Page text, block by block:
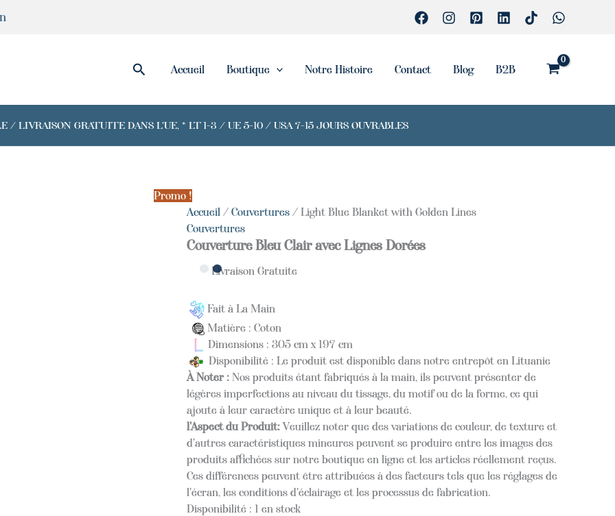
Rechercher
Accueil Boutique Notre Histoire Contact Blog B2B
/ LIVRAISON GRATUITE DANS L'UE, * LT 1-3 / UE 5-10 / USA 7-15 JOURS OUVRABLES
Promo !
Accueil / Couvertures / Light Blue Blanket with Golden Lines
Couvertures
Couverture Bleu Clair avec Lignes Dorées
Livraison Gratuite
Fait à La Main
Matière : Coton
Dimensions : 305 cm x 197 cm
Disponibilité : Le produit est disponible dans notre entrepôt en Lituanie
À Noter : Nos produits étant fabriqués à la main, ils peuvent présenter de
légères imperfections au niveau du tissage, du motif ou de la forme, ce qui
ajoute à leur caractère unique et à leur beauté.
l'Aspect du Produit:Veuillez noter que des variations de couleur, de texture et
d'autres caractéristiques mineures peuvent se produire entre les images des
produits affichées sur notre boutique en ligne et les articles réellement reçus.
Ces différences peuvent être attribuées à des facteurs tels que les réglages de
l'écran, les conditions d'éclairage et les processus de fabrication.
Disponibilité : 1 en stock
with
Blanket
with